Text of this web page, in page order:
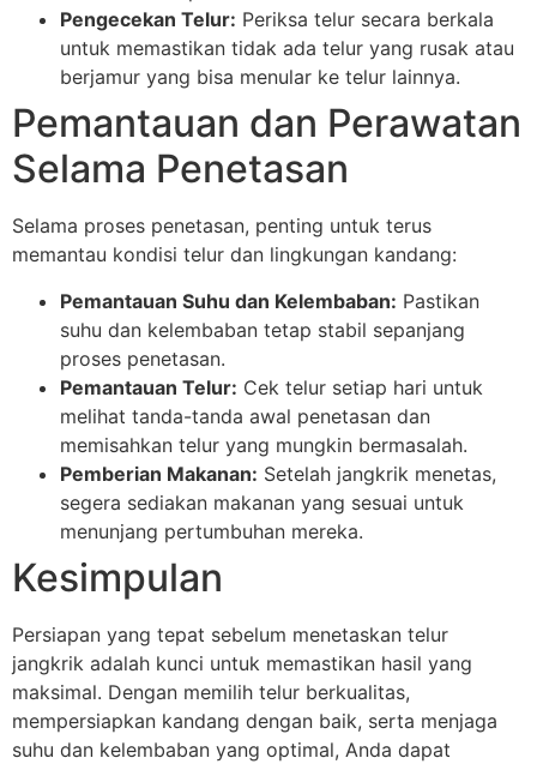
Pengecekan Telur: Periksa telur secara berkala
untuk memastikan tidak ada telur yang rusak atau
berjamur yang bisa menular ke telur lainnya.
Pemantauan dan Perawatan
Selama Penetasan
Selama proses penetasan, penting untuk terus
memantau kondisi telur dan lingkungan kandang:
Pemantauan Suhu dan Kelembaban: Pastikan
suhu dan kelembaban tetap stabil sepanjang
proses penetasan.
Pemantauan Telur: Cek telur setiap hari untuk
melihat tanda-tanda awal penetasan dan
memisahkan telur yang mungkin bermasalah.
Pemberian Makanan: Setelah jangkrik menetas,
segera sediakan makanan yang sesuai untuk
menunjang pertumbuhan mereka.
Kesimpulan
Persiapan yang tepat sebelum menetaskan telur
jangkrik adalah kunci untuk memastikan hasil yang
maksimal. Dengan memilih telur berkualitas,
mempersiapkan kandang dengan baik, serta menjaga
suhu dan kelembaban yang optimal, Anda dapat